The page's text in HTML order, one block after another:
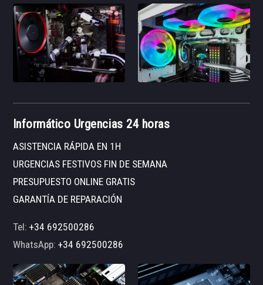
Informático Urgencias 24 horas
ASISTENCIA RÁPIDA EN 1H
URGENCIAS FESTIVOS FIN DE SEMANA
PRESUPUESTO ONLINE GRATIS
GARANTÍA DE REPARACIÓN
Tel:+34 692500286
WhatsApp:+34 692500286